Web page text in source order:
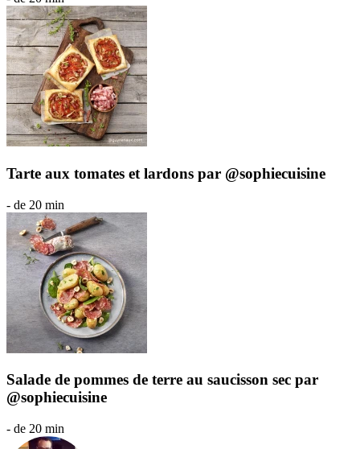
Tarte aux tomates et lardons par @sophiecuisine
- de 20 min
Salade de pommes de terre au saucisson sec par
@sophiecuisine
- de 20 min